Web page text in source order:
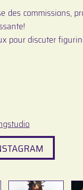
des commissions,
pour discuter